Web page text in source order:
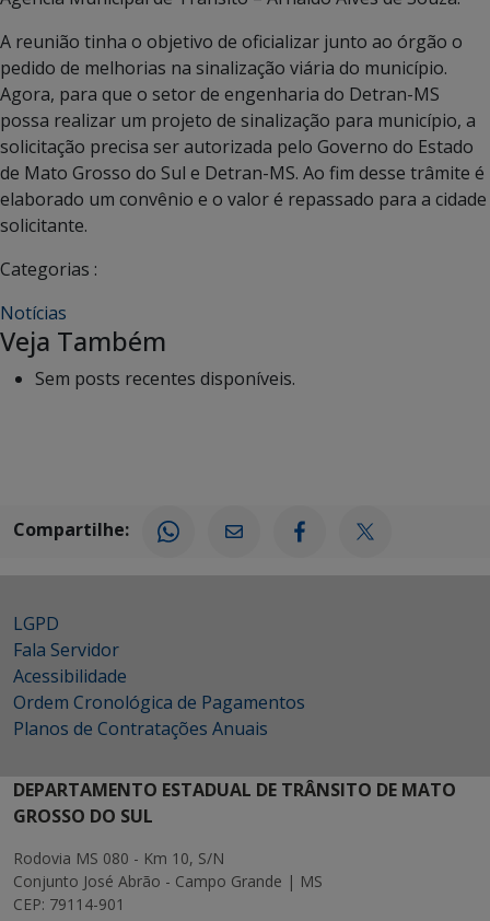
A reunião tinha o objetivo de oficializar junto ao órgão o
pedido de melhorias na sinalização viária do município.
Agora, para que o setor de engenharia do Detran-MS
possa realizar um projeto de sinalização para município, a
solicitação precisa ser autorizada pelo Governo do Estado
de Mato Grosso do Sul e Detran-MS. Ao fim desse trâmite é
elaborado um convênio e o valor é repassado para a cidade
solicitante.
Categorias :
Notícias
Veja Também
Sem posts recentes disponíveis.
Compartilhe:
LGPD
Fala Servidor
Acessibilidade
Ordem Cronológica de Pagamentos
Planos de Contratações Anuais
DEPARTAMENTO ESTADUAL DE TRÂNSITO DE MATO
GROSSO DO SUL
Rodovia MS 080 - Km 10, S/N
Conjunto José Abrão - Campo Grande | MS
CEP: 79114-901